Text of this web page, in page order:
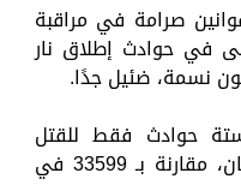
صرامة في مراقبة
في حوادث إطلاق نار
هناك ستة حوادث فقط للقتل
باستخدام أسلحة نارية في اليابان، مقارنة بـ 33599 في